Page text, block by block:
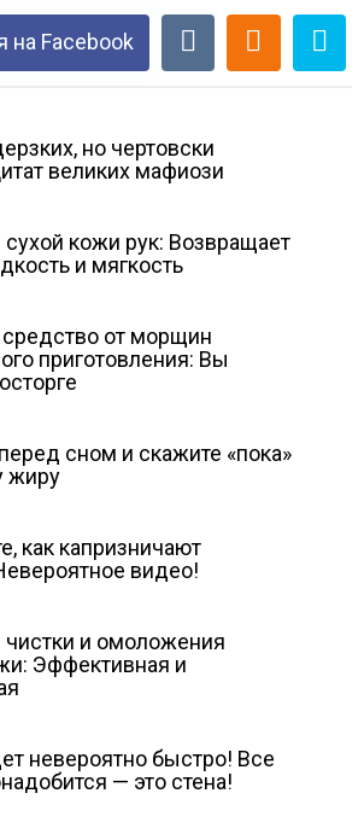
на Facebook
но чертовски
великих мафиози
кожи рук: Возвращает
и мягкость
от морщин
приготовления: Вы
сном и скажите «пока»
жиру
как капризничают
видео!
и омоложения
Эффективная и
невероятно быстро! Все
— это стена!